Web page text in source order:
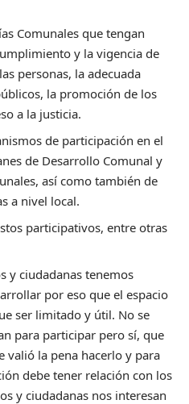
Comunales que tengan
y la vigencia de
personas, la adecuada
la promoción de los
a la justicia.
de participación en el
de Desarrollo Comunal y
así como también de
a nivel local.
participativos, entre otras
y ciudadanas tenemos
por eso que el espacio
ser limitado y útil. No se
para participar pero sí, que
valió la pena hacerlo y para
debe tener relación con los
y ciudadanas nos interesan